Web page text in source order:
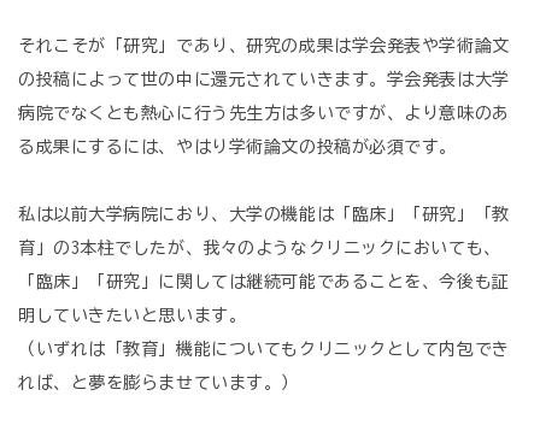
それこそが「研究」であり、研究の成果は学会発表や学術論文
の投稿によって世の中に還元されていきます。学会発表は大学
病院でなくとも熱心に行う先生方は多いですが、より意味のあ
る成果にするには、やはり学術論文の投稿が必須です。
私は以前大学病院におり、大学の機能は「臨床」「研究」「教
育」の3本柱でしたが、我々のようなクリニックにおいても、
「臨床」「研究」に関しては継続可能であることを、今後も証
明していきたいと思います。
（いずれは「教育」機能についてもクリニックとして内包でき
れば、と夢を膨らませています。）